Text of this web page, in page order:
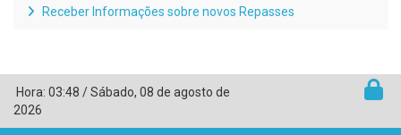
Receber Informações sobre novos Repasses
Hora: 03:48 /Sábado, 08 de agosto de
2026